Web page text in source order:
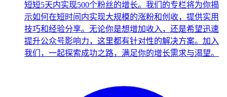
短短5天内实现500个粉丝的增长。我们的专栏将为你揭
示如何在短时间内实现大规模的涨粉和创收，提供实用
技巧和经验分享。无论你是想增加收入，还是希望迅速
提升公众号影响力，这里都有针对性的解决方案。加入
我们，一起探索成功之路，满足你的增长需求与渴望。